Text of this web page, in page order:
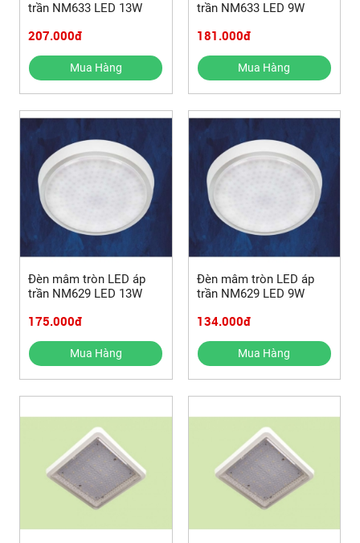
trần NM633 LED 13W
207.000đ
Mua Hàng
trần NM633 LED 9W
181.000đ
Mua Hàng
Đèn mâm tròn LED áp
trần NM629 LED 13W
175.000đ
Mua Hàng
Đèn mâm tròn LED áp
trần NM629 LED 9W
134.000đ
Mua Hàng